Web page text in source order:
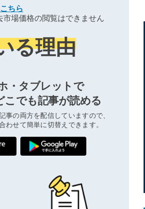
こちら
場価格の閲覧はできません
る理由
・タブレットで
こでも記事が読める
事の両方を配信していますので、
わせて簡単に切替えできます。